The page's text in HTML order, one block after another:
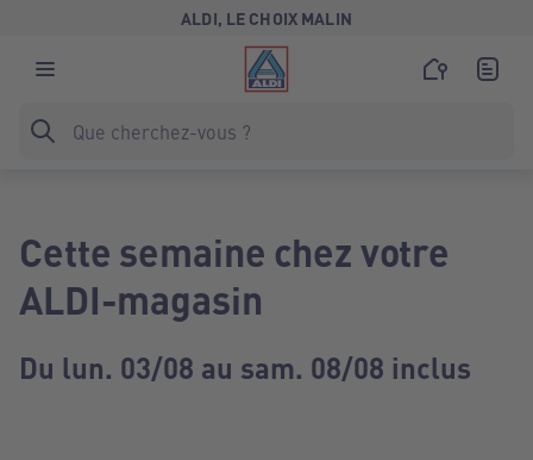
ALDI, LE CHOIX MALIN
Cette semaine chez votre
ALDI-magasin
Du lun. 03/08 au sam. 08/08 inclus